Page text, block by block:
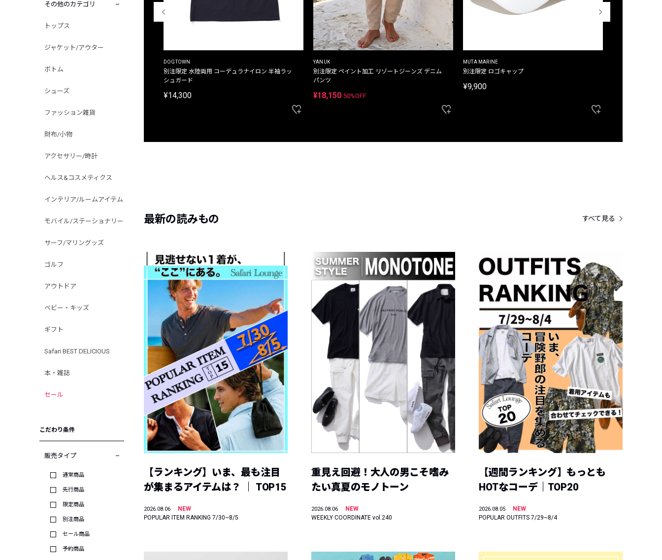
その他のカテゴリ
トップス
ジャケット/アウター
ボトム
シューズ
ファッション雑貨
財布/小物
アクセサリー/時計
ヘルス&コスメティクス
インテリア/ルームアイテム
モバイル/ステーショナリー
サーフ/マリングッズ
ゴルフ
アウトドア
ベビー・キッズ
ギフト
Safari BEST DELICIOUS
本・雑誌
セール
こだわり条件
販売タイプ
通常商品
先行商品
限定商品
別注商品
セール商品
予約商品
別注限定 ピグメントダイ バックプリント サーフ
DOGTOWN
別注限定 水陸両用 コーデュラナイロン 半袖ラッ
シュガード
¥14,300
YANUK
別注限定 ペイント加工 リゾートジーンズ デニム
パンツ
¥18,150 50%OFF
MUTA MARINE
別注限定 ロゴキャップ
¥9,900
最新の読みもの すべて見る
【ランキング】いま、最も注目
が集まるアイテムは？ ｜ TOP15
2026.08.06
NEW
POPULAR ITEM RANKING 7/30~8/5
重見え回避！大人の男こそ嗜み
たい真夏のモノトーン
2026.08.06
NEW
WEEKLY COORDINATE vol.240
【週間ランキング】もっとも
HOTなコーデ｜TOP20
2026.08.05
NEW
POPULAR OUTFITS 7/29~8/4